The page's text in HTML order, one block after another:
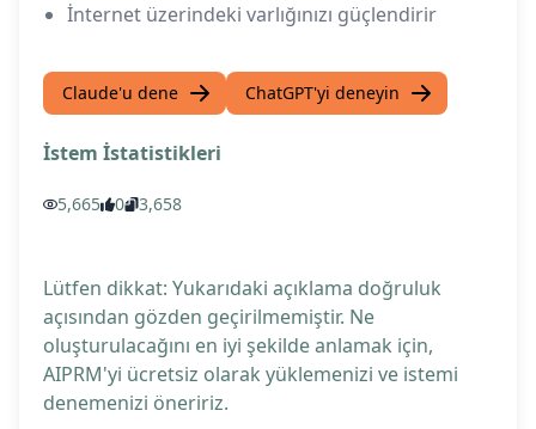
İnternet üzerindeki varlığınızı güçlendirir
Claude'u dene ChatGPT'yi deneyin
İstem İstatistikleri
5,665 0 3,658
Lütfen dikkat: Yukarıdaki açıklama doğruluk
açısından gözden geçirilmemiştir. Ne
oluşturulacağını en iyi şekilde anlamak için,
AIPRM'yi ücretsiz olarak yüklemenizi ve istemi
denemenizi öneririz.